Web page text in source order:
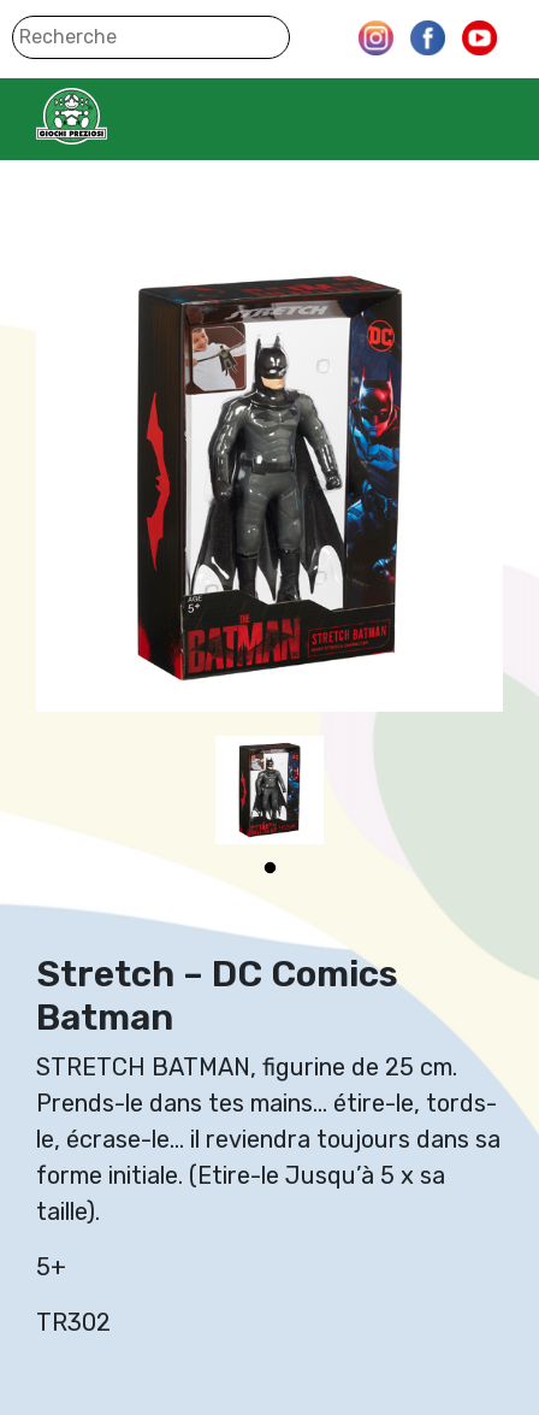
Stretch – DC Comics
Batman
STRETCH BATMAN, figurine de 25 cm.
Prends-le dans tes mains… étire-le, tords-
le, écrase-le… il reviendra toujours dans sa
forme initiale. (Etire-le Jusqu’à 5 x sa
taille).
5+
TR302